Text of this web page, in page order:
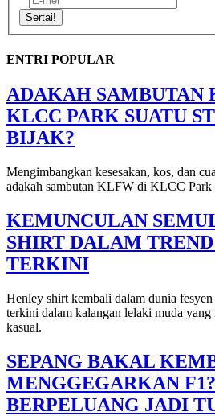
Sertai!
ENTRI POPULAR
ADAKAH SAMBUTAN
KLCC PARK SUATU
BIJAK?
Mengimbangkan kesesakan, kos, dan
adakah sambutan KLFW di KLCC Park
KEMUNCULAN
SHIRT DALAM
TERKINI
Henley shirt kembali dalam dunia fesyen
terkini dalam kalangan lelaki muda
kasual.
SEPANG BAKAL
MENGGEGARKAN
BERPELUANG JADI